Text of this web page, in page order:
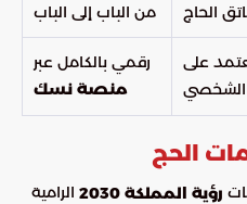
الحاج
من الباب إلى الباب
على
الشخصي
رقمي بالكامل عبر
منصة نسك
الحج
رؤية المملكة 2030
الرامية